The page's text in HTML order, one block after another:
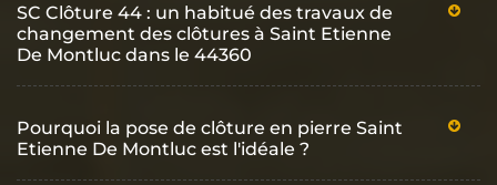
SC Clôture 44 : un habitué des travaux de
changement des clôtures à Saint Etienne
De Montluc dans le 44360
Pourquoi la pose de clôture en pierre Saint
Etienne De Montluc est l'idéale ?